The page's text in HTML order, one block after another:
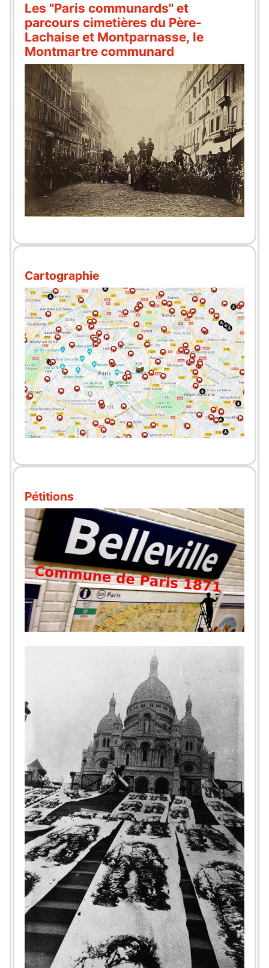
Les "Paris communards" et
parcours cimetières du Père-
Lachaise et Montparnasse, le
Montmartre communard
Cartographie
Pétitions